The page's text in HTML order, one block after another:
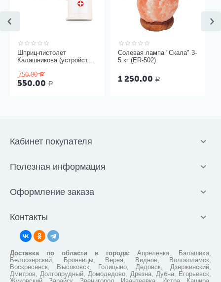
Шприц-пистолет
Калашникова (устройство
шприцами одноразовыми)
750.00 Р
550.00 Р
Солевая лампа "Скала" 3-
5 кг (ER-502)
1 250.00 Р
Кабинет покупателя
Полезная информация
Оформление заказа
Контакты
Доставка по области в города: Апрелевка, Балашиха,
Белоозёрский, Бронницы, Верея, Видное, Волоколамск,
Воскресенск, Высоковск, Голицыно, Дедовск, Дзержинский,
Дмитров, Долгопрудный, Домодедово, Дрезна, Дубна, Егорьевск,